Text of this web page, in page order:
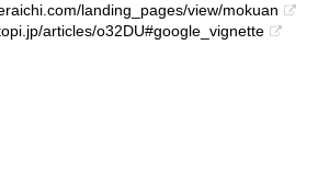
landing_pages/view/mokuan
articles/o32DU#google_vignette